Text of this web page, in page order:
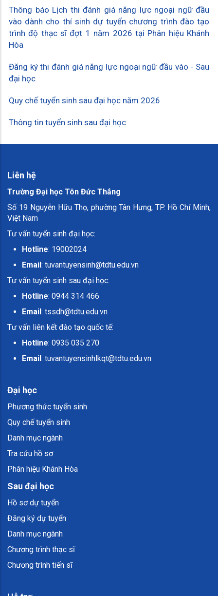
Thông báo Lịch thi đánh giá năng lực ngoại ngữ đầu
vào dành cho thí sinh dự tuyển chương trình đào tạo
trình độ thạc sĩ đợt 1 năm 2026 tại Phân hiệu Khánh
Hòa
Đăng ký thi đánh giá năng lực ngoại ngữ đầu vào - Sau
đại học
Quy chế tuyển sinh sau đại học năm 2026
Thông tin tuyển sinh sau đại học
Liên hệ
Trường Đại học Tôn Đức Thắng
Số 19 Nguyễn Hữu Thọ, phường Tân Hưng, TP. Hồ Chí Minh,
Việt Nam
Tư vấn tuyển sinh đại học:
Hotline: 19002024
Email: tuvantuyensinh@tdtu.edu.vn
Tư vấn tuyển sinh sau đại học:
Hotline: 0944 314 466
Email: tssdh@tdtu.edu.vn
Tư vấn liên kết đào tạo quốc tế:
Hotline: 0935 035 270
Email: tuvantuyensinhlkqt@tdtu.edu.vn
Đại học
Phương thức tuyển sinh
Quy chế tuyển sinh
Danh mục ngành
Tra cứu hồ sơ
Phân hiệu Khánh Hòa
Sau đại học
Hồ sơ dự tuyển
Đăng ký dự tuyển
Danh mục ngành
Chương trình thạc sĩ
Chương trình tiến sĩ